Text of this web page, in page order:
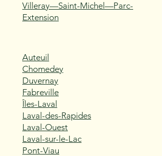
Villeray—Saint-Michel—Parc-
Extension
Auteuil
Chomedey
Duvernay
Fabreville
Îles-Laval
Laval-des-Rapides
Laval-Ouest
Laval-sur-le-Lac
Pont-Viau